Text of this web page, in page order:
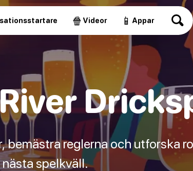
🍿 Videor 📱 Appar
bemästra reglerna och utforska
spelkväll.